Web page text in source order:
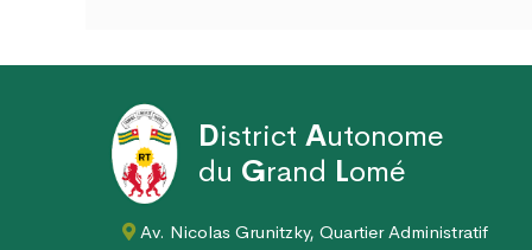
District Autonome
du Grand Lomé
Av. Nicolas Grunitzky, Quartier Administratif